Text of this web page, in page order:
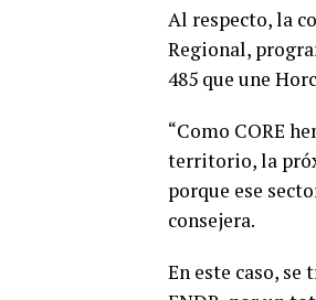
Al respecto, la
Regional,
485 que une
“Como CORE
territorio, la
porque ese
consejera.
En este caso,